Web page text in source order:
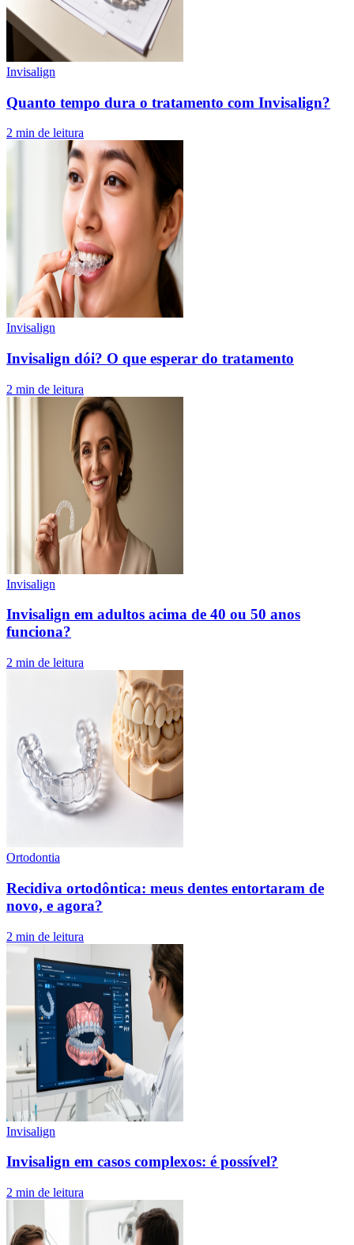
Invisalign
Quanto tempo dura o tratamento com Invisalign?
2 min de leitura
Invisalign
Invisalign dói? O que esperar do tratamento
2 min de leitura
Invisalign
Invisalign em adultos acima de 40 ou 50 anos
funciona?
2 min de leitura
Ortodontia
Recidiva ortodôntica: meus dentes entortaram de
novo, e agora?
2 min de leitura
Invisalign
Invisalign em casos complexos: é possível?
2 min de leitura